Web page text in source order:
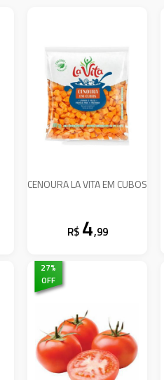
CENOURA LA VITA EM CUBOS
R$ 4,99
27%
OFF